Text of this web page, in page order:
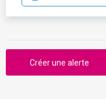
Créer une alerte